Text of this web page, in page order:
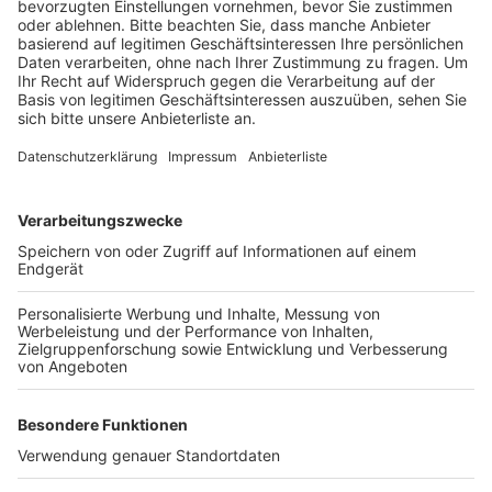
Der Triumph von Liebe über Angst ist prägendes
Element von Milky Chances neuer Single
"Synchronize". "Smoke in the sky got me feeling so
blue / Burning down the city while I’m here with you,”
singt Clemens Rehbein und macht dadurch auf ein Jahr
Sie verbinden im Song Klassik und Moderne, eine
sommerliche 60er-Jahre-Melodie mit Elektro-Pop-
Rhythmen runden die Single ab. Ihr könnt euch
"Synchronize" hier anhören.
Anzeige